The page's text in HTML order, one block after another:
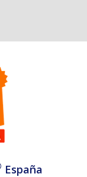
España